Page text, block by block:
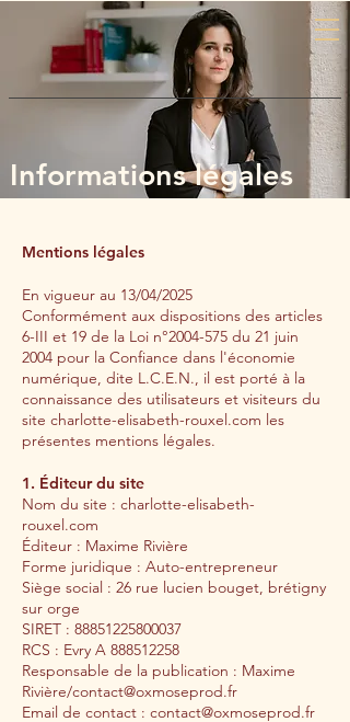
Informations légales
Avocat à la Cour |
rouxel.charlotte@gmail.com
Mentions légales
En vigueur au 13/04/2025
Conformément aux dispositions des articles
6-III et 19 de la Loi n°2004-575 du 21 juin
2004 pour la Confiance dans l'économie
numérique, dite L.C.E.N., il est porté à la
connaissance des utilisateurs et visiteurs du
site charlotte-elisabeth-rouxel.com les
présentes mentions légales.
1. Éditeur du site
Nom du site : charlotte-elisabeth-
rouxel.com
Éditeur : Maxime Rivière
Forme juridique : Auto-entrepreneur
Siège social : 26 rue lucien bouget, brétigny
sur orge
SIRET : 88851225800037
RCS : Evry A 888512258
Responsable de la publication : Maxime
Rivière/contact@oxmoseprod.fr
Email de contact : contact@oxmoseprod.fr